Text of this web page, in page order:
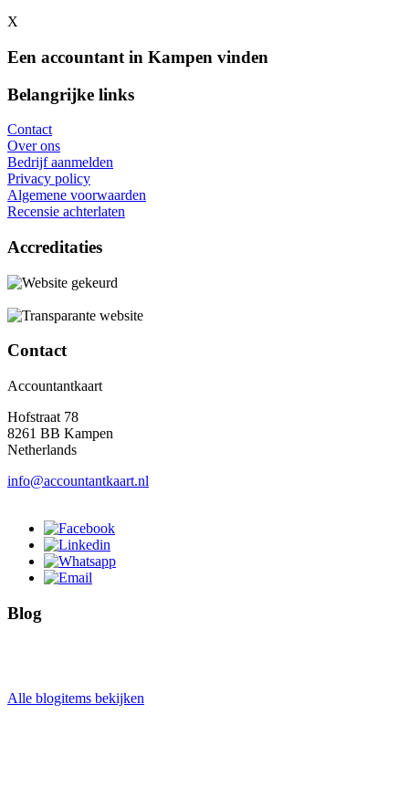
X
Een accountant in Kampen vinden
Belangrijke links
Contact
Over ons
Bedrijf aanmelden
Privacy policy
Algemene voorwaarden
Recensie achterlaten
Accreditaties
Contact
Accountantkaart
Hofstraat 78
8261 BB Kampen
Netherlands
info@accountantkaart.nl
Blog
Alle blogitems bekijken